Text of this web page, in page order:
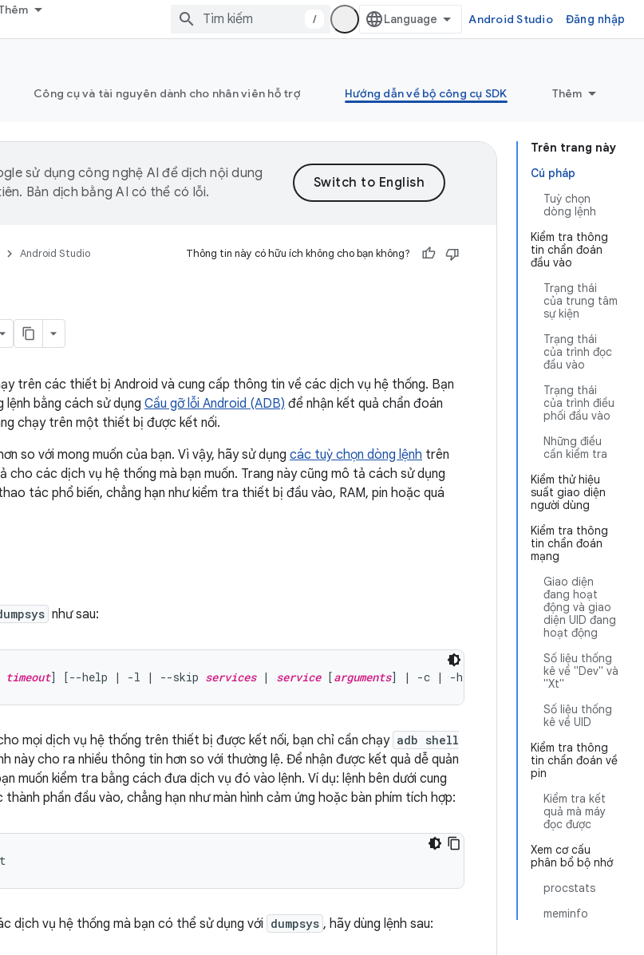
/ Android Studio Đăng nhập
Công cụ và tài nguyên dành cho nhân viên hỗ trợ Hướng dẫn về bộ công cụ SDK Thêm
Trên trang này
Cú pháp
Tuỳ chọn
dòng lệnh
Kiểm tra thông
tin chẩn đoán
đầu vào
Trạng thái
của trung tâm
sự kiện
Trạng thái
của trình đọc
đầu vào
Trạng thái
của trình điều
phối đầu vào
Những điều
cần kiểm tra
Kiểm thử hiệu
suất giao diện
người dùng
Kiểm tra thông
tin chẩn đoán
mạng
Giao diện
đang hoạt
động và giao
diện UID đang
hoạt động
Số liệu thống
kê về "Dev" và
"Xt"
Số liệu thống
kê về UID
Kiểm tra thông
tin chẩn đoán về
pin
Kiểm tra kết
quả mà máy
đọc được
Xem cơ cấu
phân bổ bộ nhớ
procstats
meminfo
sử dụng công nghệ AI để dịch nội dung
Bản dịch bằng AI có thể có lỗi.
Android Studio
Thông tin này có hữu ích không cho bạn không?
trên các thiết bị Android và cung cấp thông tin về các dịch vụ hệ thống. Bạn
lệnh bằng cách sử dụng Cầu gỡ lỗi Android (ADB) để nhận kết quả chẩn đoán
chạy trên một thiết bị được kết nối.
so với mong muốn của bạn. Vì vậy, hãy sử dụng các tuỳ chọn dòng lệnh trên
cho các dịch vụ hệ thống mà bạn muốn. Trang này cũng mô tả cách sử dụng
tác phổ biến, chẳng hạn như kiểm tra thiết bị đầu vào, RAM, pin hoặc quá
như sau:
timeout] [--help | -l | --skip services | service [arguments
mọi dịch vụ hệ thống trên thiết bị được kết nối, bạn chỉ cần chạy adb shell
này cho ra nhiều thông tin hơn so với thường lệ. Để nhận được kết quả dễ quản
muốn kiểm tra bằng cách đưa dịch vụ đó vào lệnh. Ví dụ: lệnh bên dưới cung
phần đầu vào, chẳng hạn như màn hình cảm ứng hoặc bàn phím tích hợp:
dịch vụ hệ thống mà bạn có thể sử dụng với dumpsys , hãy dùng lệnh sau: